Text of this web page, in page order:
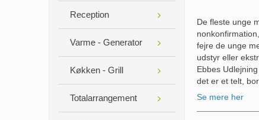
Reception
Varme - Generator
Køkken - Grill
Totalarrangement
De fleste unge
fejre de unge
udstyr eller
Ebbes
det er et telt,
Se mere her